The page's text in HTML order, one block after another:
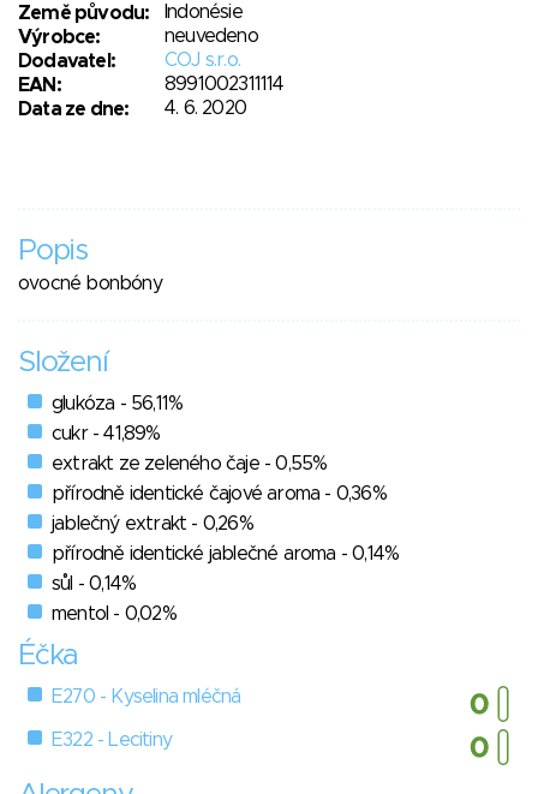
Země původu:
Indonésie
Výrobce:
neuvedeno
Dodavatel:
COJ s.r.o.
EAN:
8991002311114
Data ze dne:
4. 6. 2020
Popis
ovocné bonbóny
Složení
glukóza - 56,11%
cukr - 41,89%
extrakt ze zeleného čaje - 0,55%
přírodně identické čajové aroma - 0,36%
jablečný extrakt - 0,26%
přírodně identické jablečné aroma - 0,14%
sůl - 0,14%
mentol - 0,02%
Éčka
E270 - Kyselina mléčná
E322 - Lecitiny